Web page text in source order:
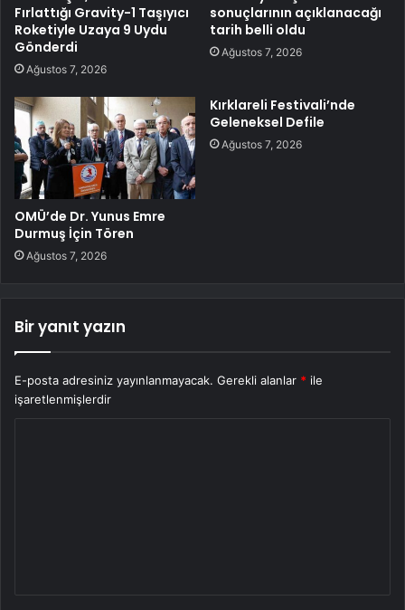
Fırlattığı Gravity-1 Taşıyıcı
Roketiyle Uzaya 9 Uydu
Gönderdi
Ağustos 7, 2026
sonuçlarının açıklanacağı
tarih belli oldu
Ağustos 7, 2026
OMÜ’de Dr. Yunus Emre
Durmuş İçin Tören
Ağustos 7, 2026
Kırklareli Festivali’nde
Geleneksel Defile
Ağustos 7, 2026
Bir yanıt yazın
E-posta adresiniz yayınlanmayacak. Gerekli alanlar * ile
işaretlenmişlerdir